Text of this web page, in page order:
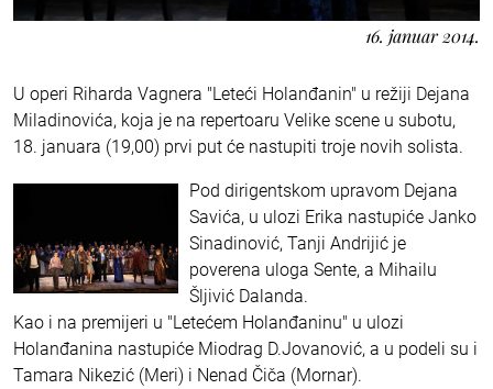
16. januar 2014.
U operi Riharda Vagnera "Leteći Holanđanin" u režiji Dejana
Miladinovića, koja je na repertoaru Velike scene u subotu,
18. januara (19,00) prvi put će nastupiti troje novih solista.
Pod dirigentskom upravom Dejana
Savića, u ulozi Erika nastupiće Janko
Sinadinović, Tanji Andrijić je
poverena uloga Sente, a Mihailu
Šljivić Dalanda.
Kao i na premijeri u "Letećem Holanđaninu" u ulozi
Holanđanina nastupiće Miodrag D.Jovanović, a u podeli su i
Tamara Nikezić (Meri) i Nenad Čiča (Mornar).